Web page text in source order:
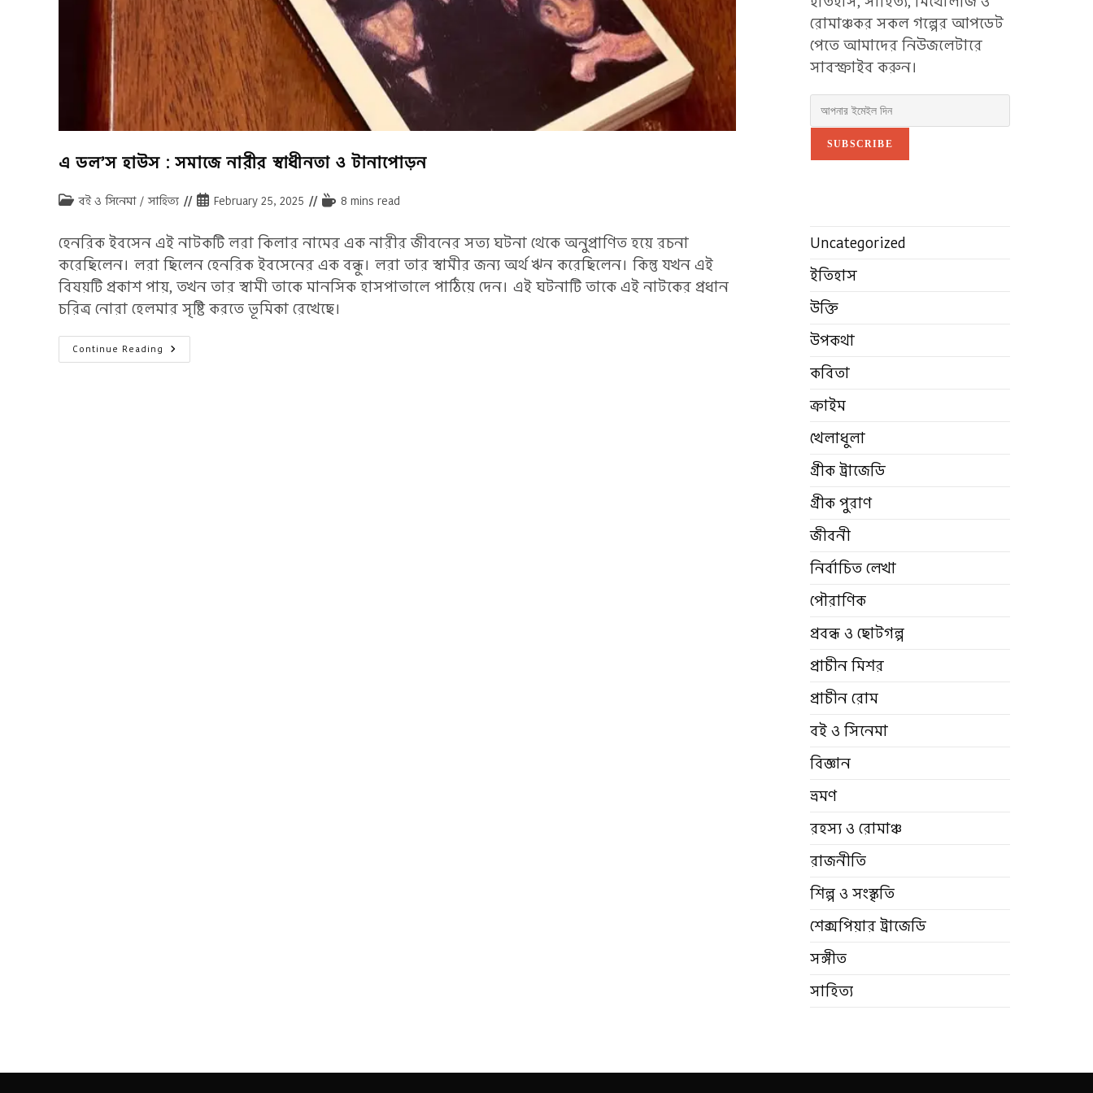
এ ডল’স হাউস : সমাজে নারীর স্বাধীনতা ও টানাপোড়ন
Postবই ও সিনেমা / সাহিত্য
PostFebruary 25, 2025
Reading8 mins read
হেনরিক ইবসেন এই নাটকটি লরা কিলার নামের এক নারীর জীবনের সত্য ঘটনা থেকে অনুপ্রাণিত হয়ে রচনা
করেছিলেন। লরা ছিলেন হেনরিক ইবসেনের এক বন্ধু। লরা তার স্বামীর জন্য অর্থ ঋন করেছিলেন। কিন্তু যখন এই
বিষয়টি প্রকাশ পায়, তখন তার স্বামী তাকে মানসিক হাসপাতালে পাঠিয়ে দেন। এই ঘটনাটি তাকে এই নাটকের প্রধান
চরিত্র নোরা হেলমার সৃষ্টি করতে ভূমিকা রেখেছে।
Continue Reading এ
ডল’স
রোমাঞ্চকর সকল গল্পের আপডেট
পেতে আমাদের নিউজলেটারে
সাবস্ক্রাইব করুন।
SUBSCRIBE
Uncategorized
ইতিহাস
উক্তি
উপকথা
কবিতা
ক্রাইম
খেলাধুলা
গ্রীক ট্রাজেডি
গ্রীক পুরাণ
জীবনী
নির্বাচিত লেখা
পৌরাণিক
প্রবন্ধ ও ছোটগল্প
প্রাচীন মিশর
প্রাচীন রোম
বই ও সিনেমা
বিজ্ঞান
ভ্রমণ
রহস্য ও রোমাঞ্চ
রাজনীতি
শিল্প ও সংস্কৃতি
শেক্সপিয়ার ট্রাজেডি
সঙ্গীত
সাহিত্য